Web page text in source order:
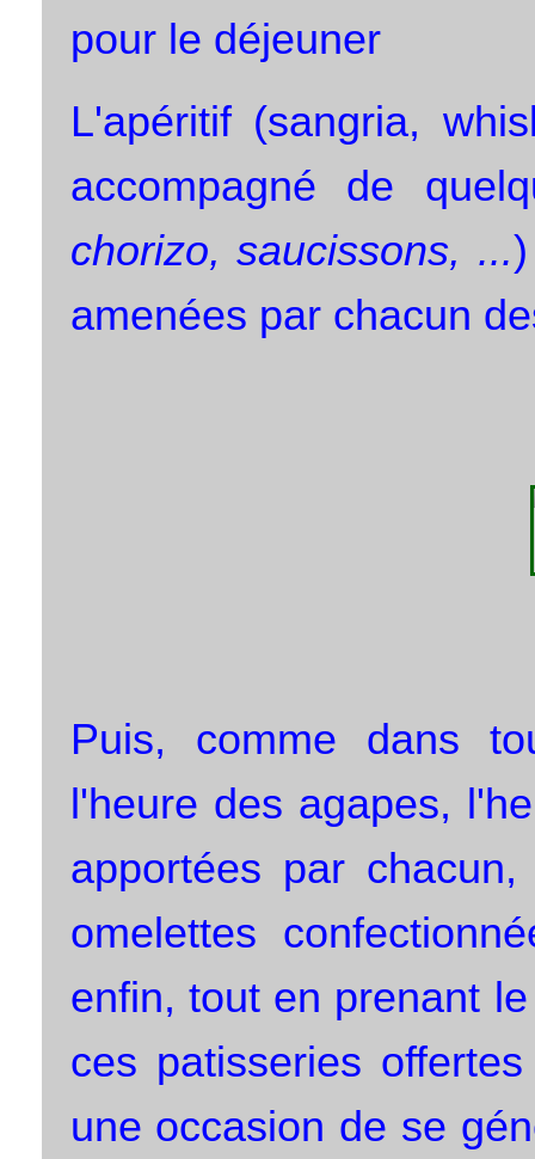
pour le déjeuner
L'apéritif (sangria,
accompagné de
chorizo, saucissons, ...
amenées par chacun
Puis, comme dans
l'heure des agapes,
apportées par
omelettes
enfin, tout en prenant
ces patisseries
une occasion de se